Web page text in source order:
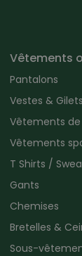
Vêtements
Pantalons
Vestes & Gilets
Vêtements
Vêtements
T Shirts /
Gants
Chemises
Bretelles &
Sous-